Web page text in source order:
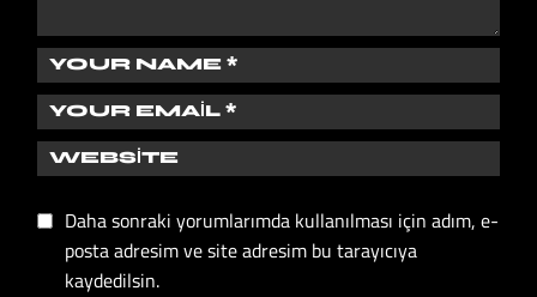
Daha sonraki yorumlarımda kullanılması için adım, e-
posta adresim ve site adresim bu tarayıcıya
kaydedilsin.